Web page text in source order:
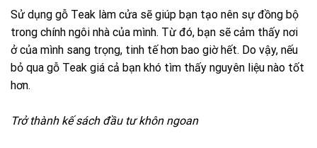
Sử dụng gỗ Teak làm cửa sẽ giúp bạn tạo nên sự đồng bộ
trong chính ngôi nhà của mình. Từ đó, bạn sẽ cảm thấy nơi
ở của mình sang trọng, tinh tế hơn bao giờ hết. Do vậy, nếu
bỏ qua gỗ Teak giá cả bạn khó tìm thấy nguyên liệu nào tốt
hơn.
Trở thành kế sách đầu tư khôn ngoan